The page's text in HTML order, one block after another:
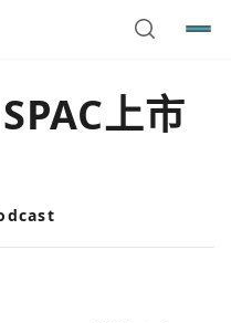
SPAC上市